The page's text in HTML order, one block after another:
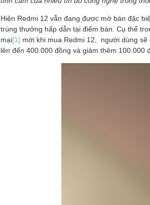
Hiện Redmi 12 vẫn đang được mở bán đặc
trúng thưởng hấp dẫn tại điểm bán. Cụ thể
mại[1] mới khi mua Redmi 12, người dùng
lên đến 400.000 đồng và giảm thêm 100.000